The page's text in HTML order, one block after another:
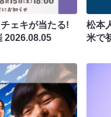
ェキが当たる!
2026.08.05
松本
米で